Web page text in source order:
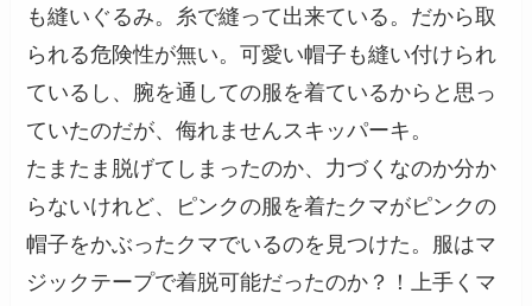
も縫いぐるみ。糸で縫って出来ている。だから取
られる危険性が無い。可愛い帽子も縫い付けられ
ているし、腕を通しての服を着ているからと思っ
ていたのだが、侮れませんスキッパーキ。
たまたま脱げてしまったのか、力づくなのか分か
らないけれど、ピンクの服を着たクマがピンクの
帽子をかぶったクマでいるのを見つけた。服はマ
ジックテープで着脱可能だったのか？！上手くマ